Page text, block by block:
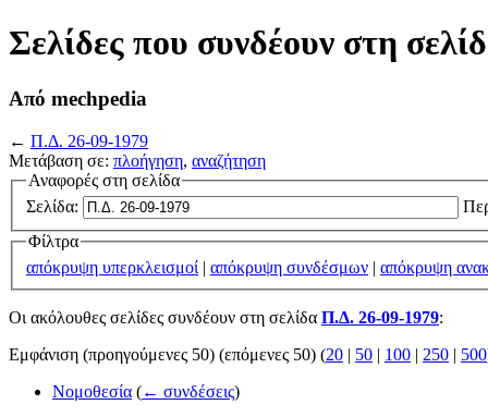
Σελίδες που συνδέουν στη
Από mechpedia
← Π.Δ. 26-09-1979
Μετάβαση σε: πλοήγηση, αναζήτηση
Αναφορές στη σελίδα
Σελίδα:
Φίλτρα
απόκρυψη υπερκλεισμοί | απόκρυψη συνδέσμων | απόκρυψη
Οι ακόλουθες σελίδες συνδέουν στη σελίδα Π.Δ. 26-09-1979:
Εμφάνιση (προηγούμενες 50) (επόμενες 50) (20 | 50 | 100 | 250 | 500
Νομοθεσία (← συνδέσεις)